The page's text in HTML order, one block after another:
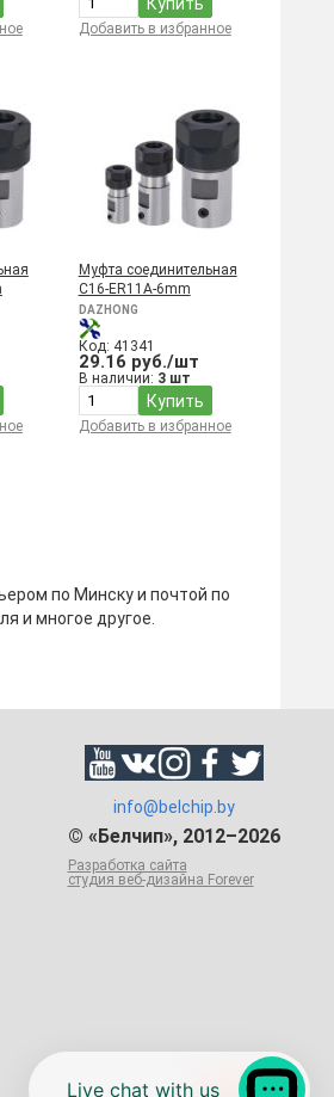
Добавить в избранное
Муфта соединительная
C16-ER11A-6mm
DAZHONG
Код: 41341
29.16 руб./шт
В наличии: 3 шт
Купить
Добавить в избранное
по Минску и почтой по
и многое другое.
info@belchip.by
© «Белчип», 2012–2026
Разработка сайта
студия веб-дизайна Forever
Live chat with us